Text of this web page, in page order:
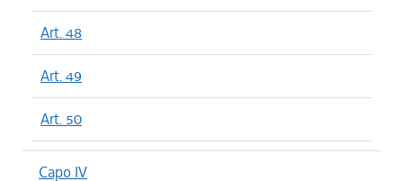
Art. 48
Art. 49
Art. 50
Capo IV